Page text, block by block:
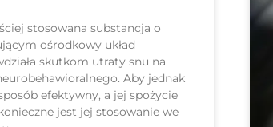
stosowana substancja o
ośrodkowy układ
skutkom utraty snu na
Aby jednak
efektywny, a jej spożycie
jest jej stosowanie we